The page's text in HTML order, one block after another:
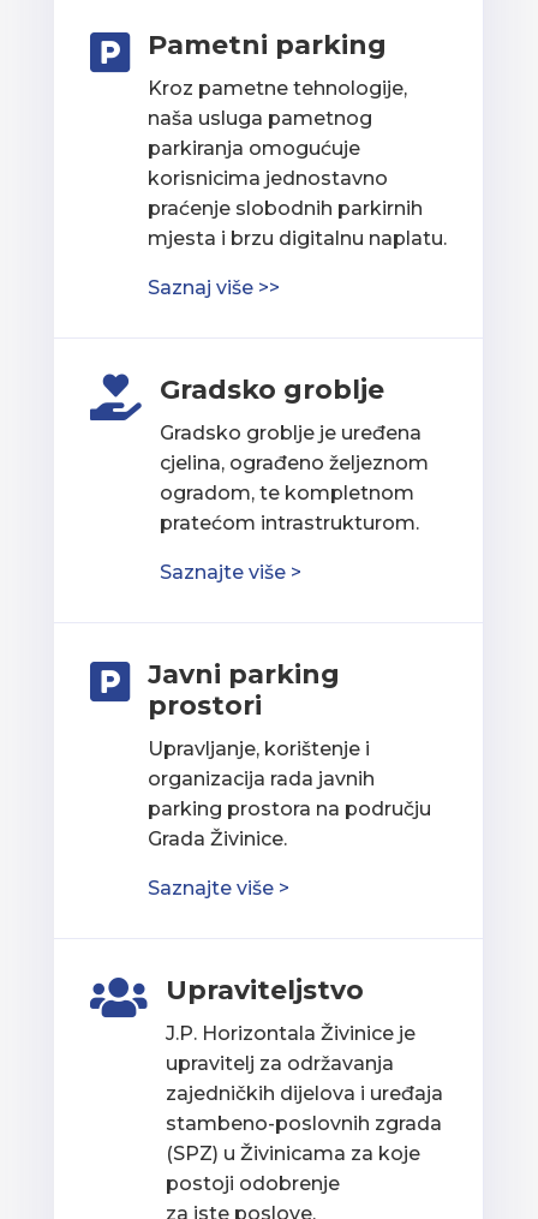
 Pametni parking
Kroz pametne tehnologije,
naša usluga pametnog
parkiranja omogućuje
korisnicima jednostavno
praćenje slobodnih parkirnih
mjesta i brzu digitalnu naplatu.
Saznaj više >>
 Gradsko groblje
Gradsko groblje je uređena
cjelina, ograđeno željeznom
ogradom, te kompletnom
pratećom intrastrukturom.
Saznajte više >

Javni parking
prostori
Upravljanje, korištenje i
organizacija rada javnih
parking prostora na području
Grada Živinice.
Saznajte više >
 Upraviteljstvo
J.P. Horizontala Živinice je
upravitelj za održavanja
zajedničkih dijelova i uređaja
stambeno-poslovnih zgrada
(SPZ) u Živinicama za koje
postoji odobrenje
za iste poslove.